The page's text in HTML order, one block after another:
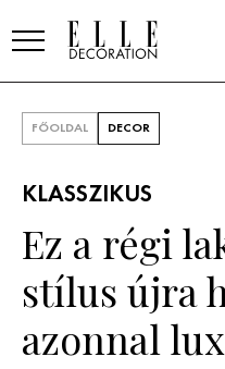
SZOBÁK
Konyha
Fürdőszoba
ÖTLETEK
FŐOLDAL DECOR
KLASSZIKUS
Ez a régi
stílus újra
azonnal